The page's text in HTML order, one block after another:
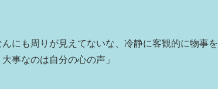
にも周りが見えてないな、冷静に客観的に物事を
事なのは自分の心の声」